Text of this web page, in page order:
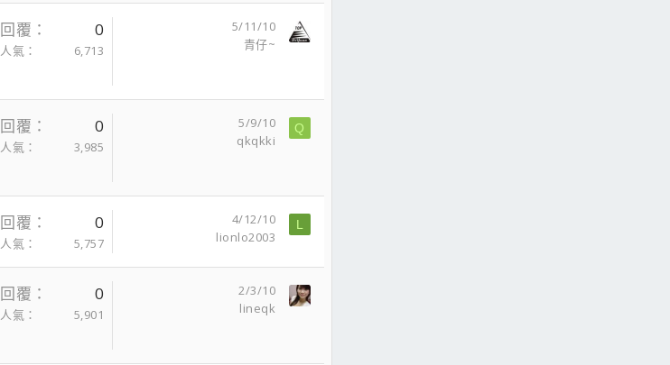
回覆 0
人氣 6,713
5/11/10
青仔~
回覆 0
人氣 3,985
5/9/10
qkqkki
Q
回覆 0
人氣 5,757
4/12/10
lionlo2003
L
回覆 0
人氣 5,901
2/3/10
lineqk